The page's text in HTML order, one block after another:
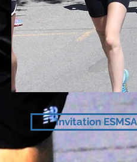
Invitation ESMSA